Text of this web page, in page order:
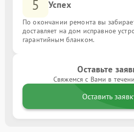
5 Успех
По окончании ремонта вы
доставляет на дом исправное
гарантийным бланком.
Оставьте
Свяжемся с Вами в
Оставить